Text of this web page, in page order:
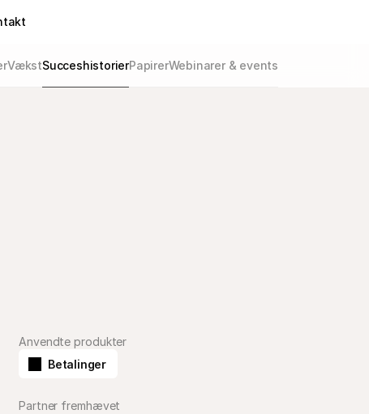
VækstSucceshistorierPapirerWebinarer & events
Anvendte produkter
Betalinger
Partner fremhævet